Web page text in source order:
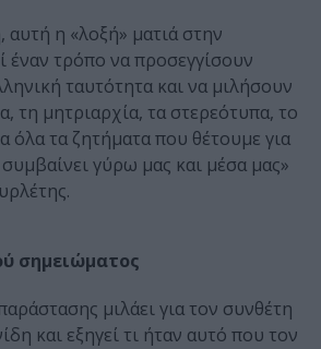
αυτή η «λοξή» ματιά στην
έναν τρόπο να προσεγγίσουν
ταυτότητα και να μιλήσουν
τη μητριαρχία, τα στερεότυπα, το
όλα τα ζητήματα που θέτουμε για
γύρω μας και μέσα μας»
σημειώματος
μιλάει για τον συνθέτη
και εξηγεί τι ήταν αυτό που τον